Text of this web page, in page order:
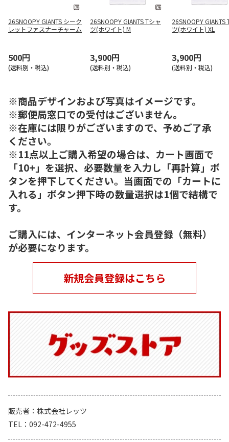
26SNOOPY GIANTS シーク
レットファスナーチャーム
500円
(送料別・税込)
26SNOOPY GIANTS Tシャ
ツ(ホワイト) M
3,900円
(送料別・税込)
26SNOOPY GIANTS
ツ(ホワイト) XL
3,900円
(送料別・税込)
※商品デザインおよび写真はイメージです。
※郵便局窓口での受付はございません。
※在庫には限りがございますので、予めご了承
ください。
※11点以上ご購入希望の場合は、カート画面で
「10+」を選択、必要数量を入力し「再計算」ボ
タンを押下してください。当画面での「カートに
入れる」ボタン押下時の数量選択は1個で結構で
す。
ご購入には、インターネット会員登録（無料）
が必要になります。
新規会員登録はこちら
販売者
株式会社レッツ
TEL
092-472-4955